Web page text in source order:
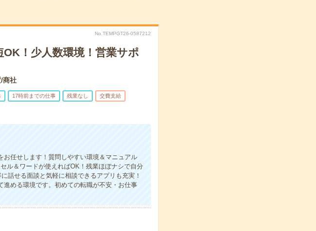
No.TEMPGT26-0587212
！少人数環境！営業サポ
商社
17時前までの仕事 残業なし 交費支給
任せします！質問しやすい環境＆マニュアル
ル＆ワードが使えればOK！残業ほぼナシで自分
話せる面談と気軽に相談できるアプリも充実！
める環境です。初めての転職が不安・お仕事